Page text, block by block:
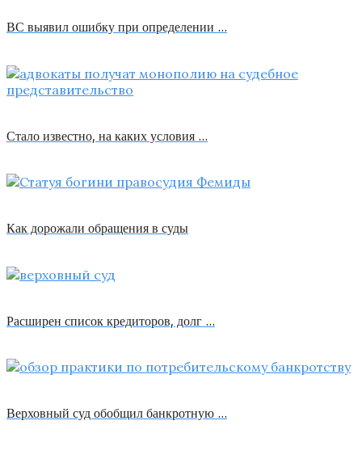
ВС выявил ошибку при определении …
Стало известно, на каких условия …
Как дорожали обращения в суды
Расширен список кредиторов, долг …
Верховный суд обобщил банкротную …